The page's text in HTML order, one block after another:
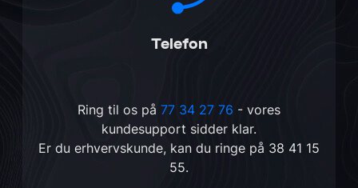
Telefon
Ring til os på 77 34 27 76 - vores
kundesupport sidder klar.
Er du erhvervskunde, kan du ringe på 38 41 15
55.